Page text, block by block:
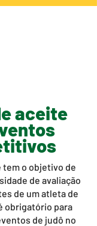
aceite
tem o objetivo de
de avaliação
de um atleta de
obrigatório para
de judô no